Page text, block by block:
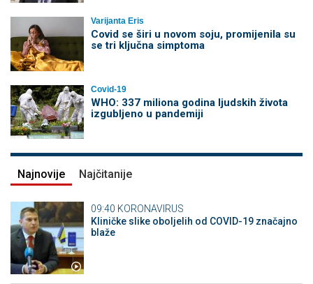
Varijanta Eris
Covid se širi u novom soju, promijenila su
se tri ključna simptoma
Covid-19
WHO: 337 miliona godina ljudskih života
izgubljeno u pandemiji
Najnovije Najčitanije
09:40 KORONAVIRUS
Kliničke slike oboljelih od COVID-19 značajno
blaže